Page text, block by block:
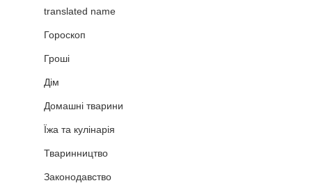
translated name
Гороскоп
Гроші
Дім
Домашні тварини
Їжа та кулінарія
Тваринництво
Законодавство